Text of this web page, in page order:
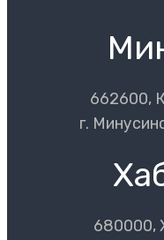
662600,
г.
680000,